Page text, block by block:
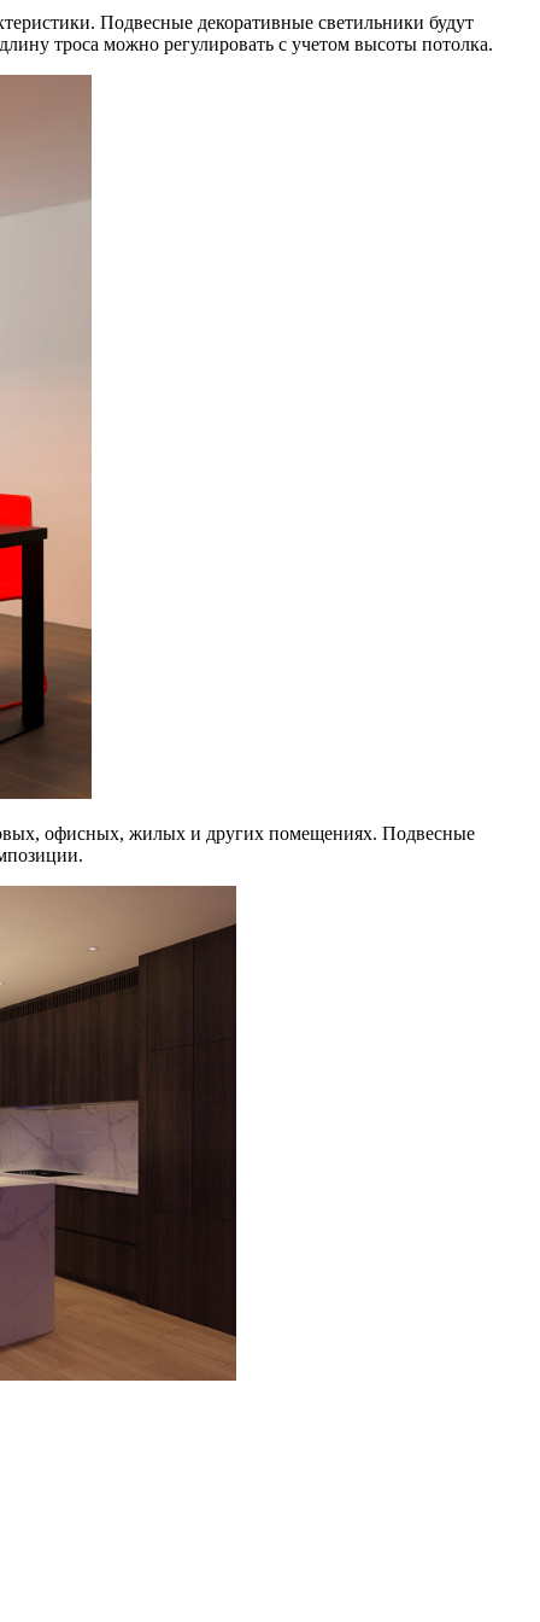
Подвесные декоративные светильники будут
троса можно регулировать с учетом высоты потолка.
офисных, жилых и других помещениях. Подвесные